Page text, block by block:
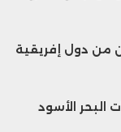
من دول إفريقية
البحر الأسود